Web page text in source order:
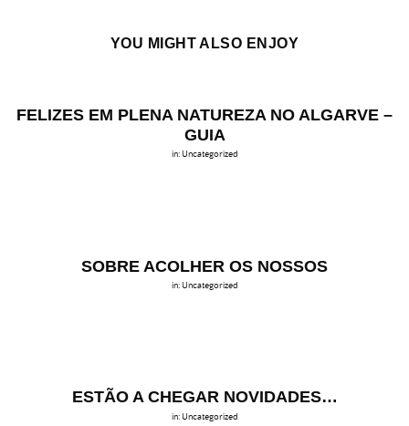
YOU MIGHT ALSO ENJOY
FELIZES EM PLENA NATUREZA NO ALGARVE –
GUIA
in: Uncategorized
SOBRE ACOLHER OS NOSSOS
in: Uncategorized
ESTÃO A CHEGAR NOVIDADES…
in: Uncategorized